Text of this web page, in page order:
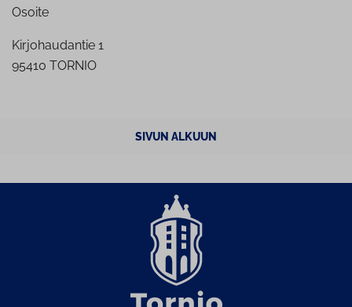
Osoite
Kirjohaudantie 1
95410 TORNIO
SIVUN ALKUUN